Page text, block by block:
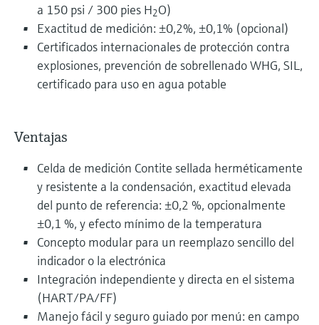
a 150 psi / 300 pies H2O)
Exactitud de medición: ±0,2%, ±0,1% (opcional)
Certificados internacionales de protección contra
explosiones, prevención de sobrellenado WHG, SIL,
certificado para uso en agua potable
Ventajas
Celda de medición Contite sellada herméticamente
y resistente a la condensación, exactitud elevada
del punto de referencia: ±0,2 %, opcionalmente
±0,1 %, y efecto mínimo de la temperatura
Concepto modular para un reemplazo sencillo del
indicador o la electrónica
Integración independiente y directa en el sistema
(HART/PA/FF)
Manejo fácil y seguro guiado por menú: en campo